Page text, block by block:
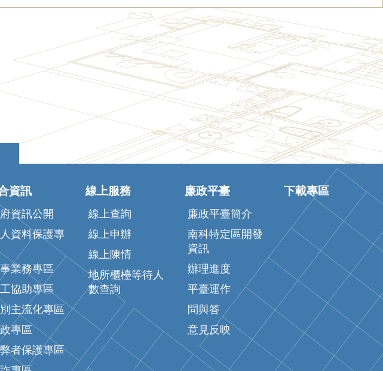
資訊
資訊公開
資料保護專
業務專區
協助專區
主流化專區
專區
者保護專區
線上服務
線上查詢
線上申辦
線上陳情
地所櫃檯等待人
數查詢
廉政平臺
廉政平臺簡介
南科特定區開發
資訊
辦理進度
平臺運作
問與答
意見反映
下載專區